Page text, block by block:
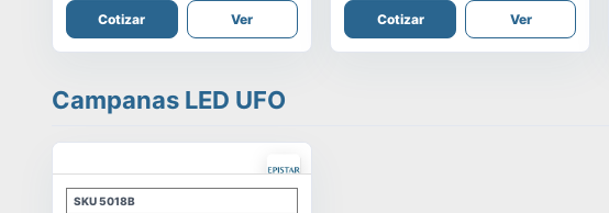
Cotizar Ver Cotizar Ver
Campanas LED UFO
SKU5018B